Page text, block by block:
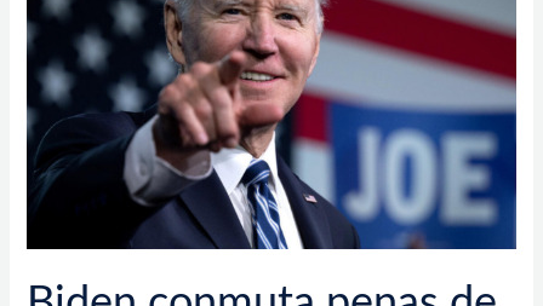
de
37
condenados
a
muerte:
un
paso
la